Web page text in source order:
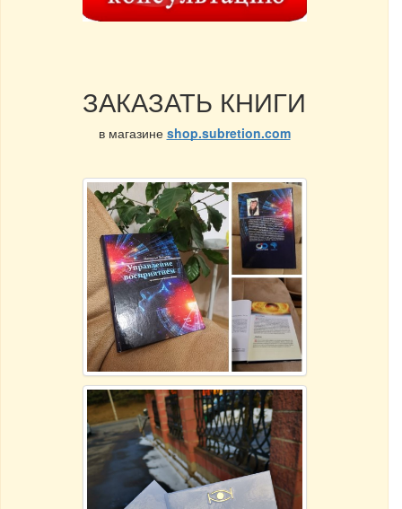
ЗАКАЗАТЬ КНИГИ
в магазине shop.subretion.com